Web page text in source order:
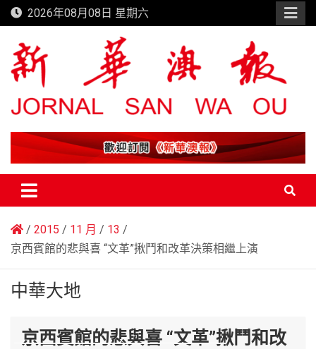
Skip
to
content
2026年08月08日 星期六
新華澳報
2015 11 月
13
京西賓館的悲與喜 “文革”揪鬥和改革決策相繼上演
中華大地
京西賓館的悲與喜 “文革”揪鬥和改